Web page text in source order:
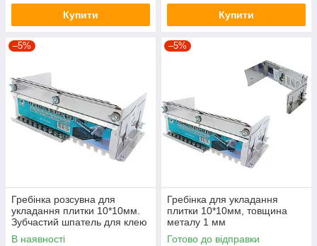
Купити Купити
–5%
Гребінка розсувна для
укладання плитки 10*10мм.
Зубчастий шпатель для клею
до 66см
В наявності
–5%
Гребінка для укладання
плитки 10*10мм, товщина
металу 1 мм
Готово до відправки